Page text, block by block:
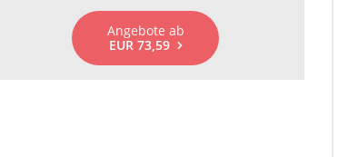
Angebote ab
EUR 73,59